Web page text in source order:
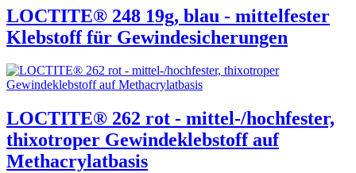
LOCTITE® 248 19g, blau - mittelfester
Klebstoff für Gewindesicherungen
LOCTITE® 262 rot - mittel-/hochfester,
thixotroper Gewindeklebstoff auf
Methacrylatbasis